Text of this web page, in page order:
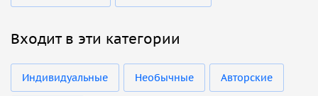
Входит в эти категории
Индивидуальные Необычные Авторские